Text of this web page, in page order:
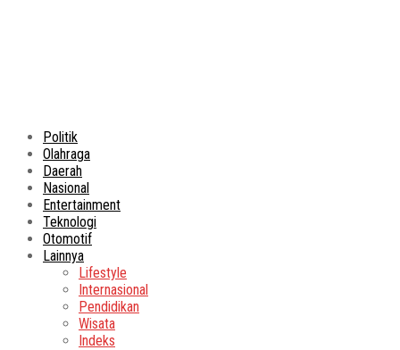
Politik
Olahraga
Daerah
Nasional
Entertainment
Teknologi
Otomotif
Lainnya
Lifestyle
Internasional
Pendidikan
Wisata
Indeks